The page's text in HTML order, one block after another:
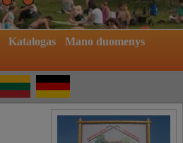
Katalogas
Mano duomenys